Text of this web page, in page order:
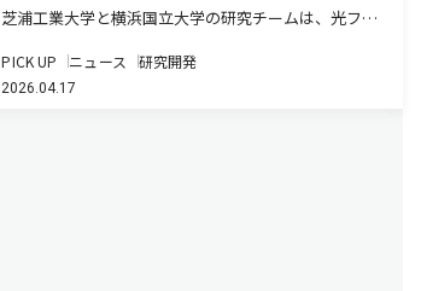
芝浦工業大学と横浜国立大学の研究チームは、光ファ
のブリルアン光相関領域反射計（BOCDR）において、
6 mmの空間分解能を実証した（ニュースリリー
PICK UP ニュース 研究開発
2026.04.17